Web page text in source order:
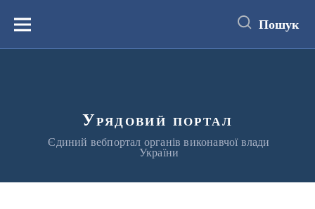
вмістуМеню Пошук
Урядовий портал
Єдиний вебпортал органів виконавчої влади
України